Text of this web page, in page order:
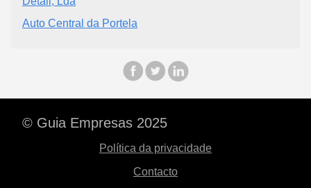
Auto Central da Portela
© Guia Empresas 2025
Política da privacidade
Contacto